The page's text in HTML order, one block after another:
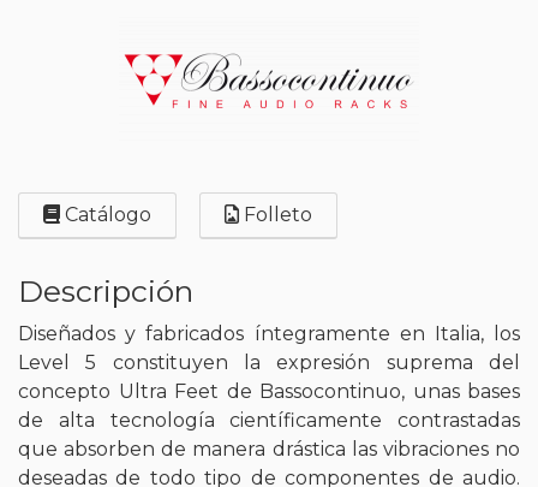
Catálogo Folleto
Descripción
Diseñados y fabricados íntegramente en Italia, los
Level 5 constituyen la expresión suprema del
concepto Ultra Feet de Bassocontinuo, unas bases
de alta tecnología científicamente contrastadas
que absorben de manera drástica las vibraciones no
deseadas de todo tipo de componentes de audio.